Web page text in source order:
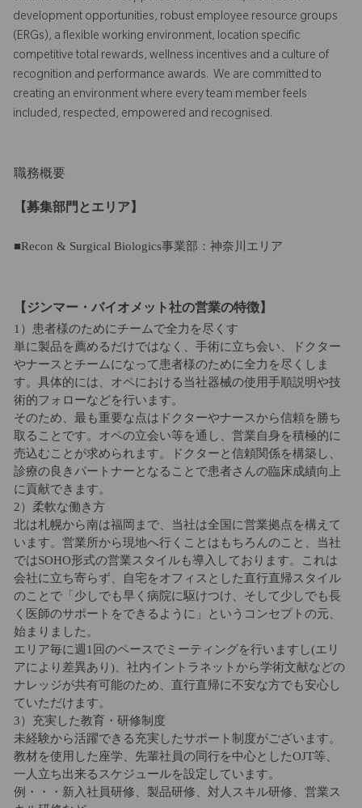
development opportunities, robust employee resource groups
(ERGs), a flexible working environment, location specific
competitive total rewards, wellness incentives and a culture of
recognition and performance awards. We are committed to
creating an environment where every team member feels
included, respected, empowered and recognised.
職務概要
【募集部門とエリア】
■Recon & Surgical Biologics事業部：神奈川エリア
【ジンマー・バイオメット社の営業の特徴】
1）患者様のためにチームで全力を尽くす
単に製品を薦めるだけではなく、手術に立ち会い、ドクター
やナースとチームになって患者様のために全力を尽くしま
す。具体的には、オペにおける当社器械の使用手順説明や技
術的フォローなどを行います。
そのため、最も重要な点はドクターやナースから信頼を勝ち
取ることです。オペの立会い等を通し、営業自身を積極的に
売込むことが求められます。ドクターと信頼関係を構築し、
診療の良きパートナーとなることで患者さんの臨床成績向上
に貢献できます。
2）柔軟な働き方
北は札幌から南は福岡まで、当社は全国に営業拠点を構えて
います。営業所から現地へ行くことはもちろんのこと、当社
ではSOHO形式の営業スタイルも導入しております。これは
会社に立ち寄らず、自宅をオフィスとした直行直帰スタイル
のことで「少しでも早く病院に駆けつけ、そして少しでも長
く医師のサポートをできるように」というコンセプトの元、
始まりました。
エリア毎に週1回のペースでミーティングを行いますし(エリ
アにより差異あり)、社内イントラネットから学術文献などの
ナレッジが共有可能のため、直行直帰に不安な方でも安心し
ていただけます。
3）充実した教育・研修制度
未経験から活躍できる充実したサポート制度がございます。
教材を使用した座学、先輩社員の同行を中心としたOJT等、
一人立ち出来るスケジュールを設定しています。
例・・・新入社員研修、製品研修、対人スキル研修、営業ス